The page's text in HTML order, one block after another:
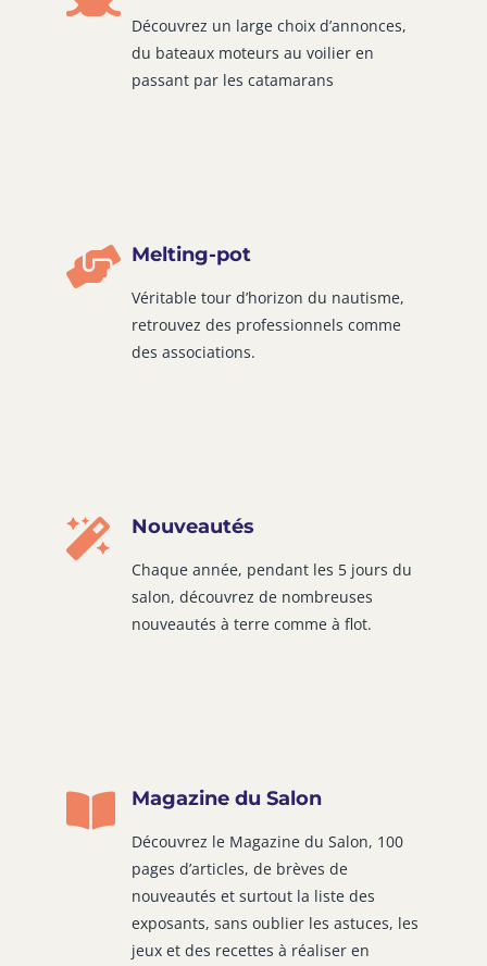
Découvrez un large choix d’annonces,
du bateaux moteurs au voilier en
passant par les catamarans
Melting-pot
Véritable tour d’horizon du nautisme,
retrouvez des professionnels comme
des associations.
Nouveautés
Chaque année, pendant les 5 jours du
salon, découvrez de nombreuses
nouveautés à terre comme à flot.
Magazine du Salon
Découvrez le Magazine du Salon, 100
pages d’articles, de brèves de
nouveautés et surtout la liste des
exposants, sans oublier les astuces, les
jeux et des recettes à réaliser en